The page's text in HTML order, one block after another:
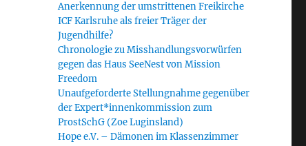
Anerkennung der umstrittenen Freikirche
ICF Karlsruhe als freier Träger der
Jugendhilfe?
Chronologie zu Misshandlungsvorwürfen
gegen das Haus SeeNest von Mission
Freedom
Unaufgeforderte Stellungnahme gegenüber
der Expert*innenkommission zum
ProstSchG (Zoe Luginsland)
Hope e.V. – Dämonen im Klassenzimmer